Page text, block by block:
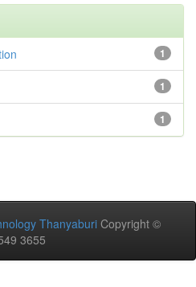
1
1
1
Thanyaburi Copyright ©
3655